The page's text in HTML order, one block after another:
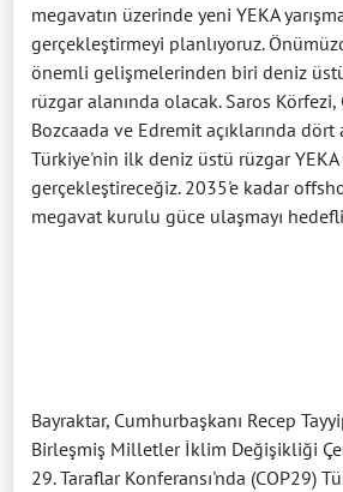
megavatın üzerinde yeni YEKA
gerçekleştirmeyi planlıyoruz.
önemli gelişmelerinden biri deniz
rüzgar alanında olacak. Saros Körfezi,
Bozcaada ve Edremit açıklarında dört
Türkiye'nin ilk deniz üstü rüzgar YEKA
gerçekleştireceğiz. 2035'e kadar
megavat kurulu güce ulaşmayı
Bayraktar, Cumhurbaşkanı Recep
Birleşmiş Milletler İklim Değişikliği
29. Taraflar Konferansı'nda (COP29)